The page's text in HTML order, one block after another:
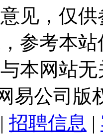
见，仅
参考本
本网站
易公司版
| 招聘信息 |